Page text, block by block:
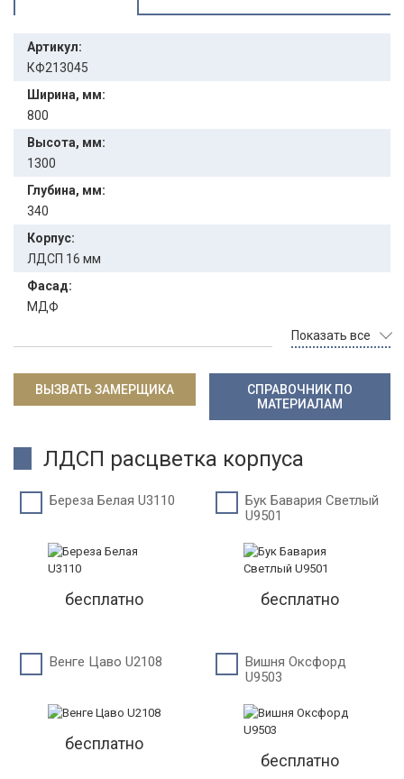
Артикул:
КФ213045
Ширина, мм:
800
Высота, мм:
1300
Глубина, мм:
340
Корпус:
ЛДСП 16 мм
Фасад:
МДФ
Показать все
ВЫЗВАТЬ ЗАМЕРЩИКА
СПРАВОЧНИК ПО
МАТЕРИАЛАМ
ЛДСП расцветка корпуса
Береза Белая U3110
бесплатно
Бук Бавария Светлый
U9501
бесплатно
Венге Цаво U2108
бесплатно
Вишня Оксфорд
U9503
бесплатно